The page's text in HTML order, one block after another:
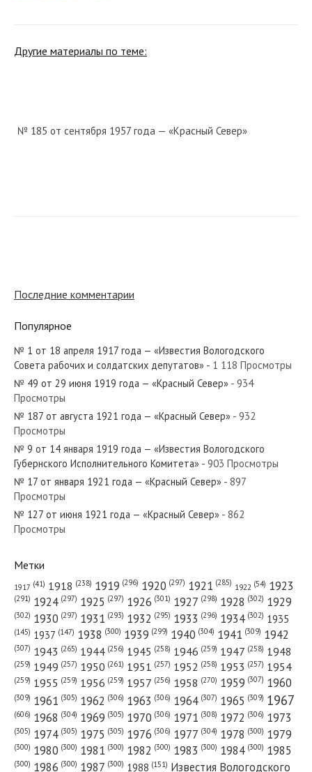
Другие материалы по теме:
№ 185 от сентября 1957 года — «Красный Север»
№ 237 от октября 1963 года — «Красный Север»
№ 282 от декабря 1934 года — «Красный Север»
№ 41 от февраля 1983 года — «Красный Север»
№ 87 от апреля 1984 года — «Красный Север»
№ 67 от марта 1970 года — «Красный Север»
Последние комментарии
Популярное
№ 1 от 18 апреля 1917 года — «Известия Вологодского
Совета рабочих и солдатских депутатов» - 1 118 Просмотры
№ 49 от 29 июня 1919 года — «Красный Север» - 934
Просмотры
№ 187 от августа 1921 года — «Красный Север» - 932
Просмотры
№ 9 от 14 января 1919 года — «Известия Вологодского
Губернского Исполнительного Комитета» - 903 Просмотры
№ 17 от января 1921 года — «Красный Север» - 897
Просмотры
№ 127 от июня 1921 года — «Красный Север» - 862
Просмотры
Метки
1917 (41) 1918 (238) 1919 (296) 1920 (297) 1921 (285) 1922 (54) 1923
(291) 1924 (297) 1925 (297) 1926 (301) 1927 (298) 1928 (302) 1929
(302) 1930 (297) 1931 (293) 1932 (295) 1933 (296) 1934 (302) 1935
(145) 1937 (147) 1938 (300) 1939 (299) 1940 (304) 1941 (309) 1942
(307) 1943 (265) 1944 (256) 1945 (258) 1946 (259) 1947 (258) 1948
(259) 1949 (257) 1950 (261) 1951 (257) 1952 (258) 1953 (257) 1954
(259) 1955 (259) 1956 (259) 1957 (256) 1958 (270) 1959 (307) 1960
(309) 1961 (305) 1962 (306) 1963 (306) 1964 (307) 1965 (309) 1967
(606) 1968 (304) 1969 (305) 1970 (306) 1971 (308) 1972 (306) 1973
(305) 1974 (305) 1975 (305) 1976 (306) 1977 (304) 1978 (300) 1979
(300) 1980 (300) 1981 (300) 1982 (300) 1983 (300) 1984 (300) 1985
(300) 1986 (300) 1987 (300) 1988 (151) Известия Вологодского